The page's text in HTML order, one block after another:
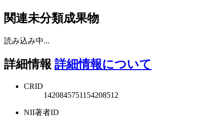
関連未分類成果物
読み込み中...
詳細情報 詳細情報について
CRID
1420845751154208512
NII著者ID